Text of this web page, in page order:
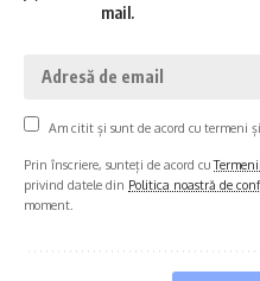
mail.
Am citit și sunt de acord cu termeni
Prin înscriere, sunteți de acord cu
privind datele din Politica noastră de
moment.